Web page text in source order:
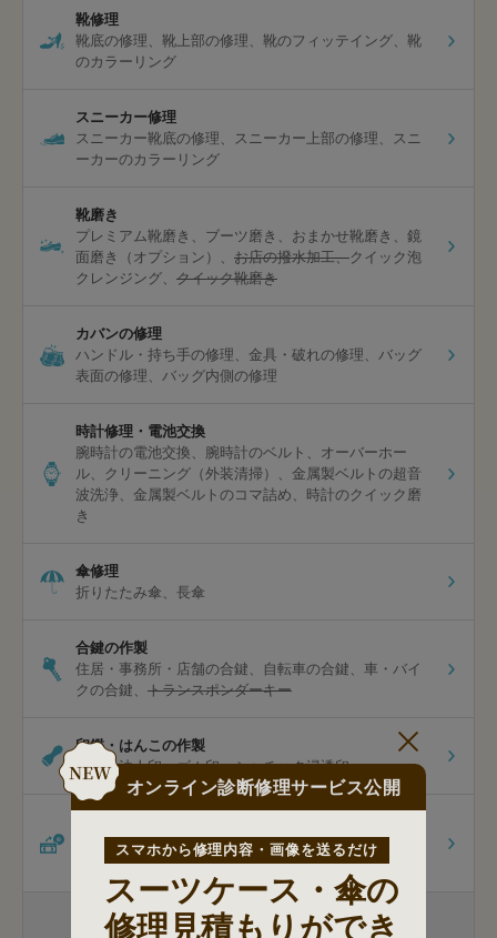
オンライン診断修理サービス公開
スマホから修理内容・画像を送るだけ
スーツケース・傘の
修理見積もりができ
靴修理
靴底の修理
靴上部の修理 靴のフィッテイング
靴
のカラーリング
スニーカー修理
スニーカー靴底の修理
スニーカー上部の修理
スニ
ーカーのカラーリング
靴磨き
プレミアム靴磨き
ブーツ磨き おまかせ靴磨き
鏡
面磨き（オプション）
お店の撥水加工
クイック泡
クレンジング
クイック靴磨き
カバンの修理
ハンドル・持ち手の修理
金具・破れの修理
バッグ
表面の修理
バッグ内側の修理
時計修理・電池交換
腕時計の電池交換
腕時計のベルト
オーバーホー
ル
クリーニング（外装清掃）
金属製ベルトの超音
波洗浄
金属製ベルトのコマ詰め
時計のクイック磨
き
傘修理
折りたたみ傘
長傘
合鍵の作製
住居・事務所・店舗の合鍵
自転車の合鍵
車・バイ
クの合鍵
トランスポンダーキー
印鑑・はんこの作製
認印
法人印 ゴム印 シャチハタ浸透印
ビデオテープのダビング
8mmのダビング
[オプショ
ン]スマホ保存
包丁研ぎ